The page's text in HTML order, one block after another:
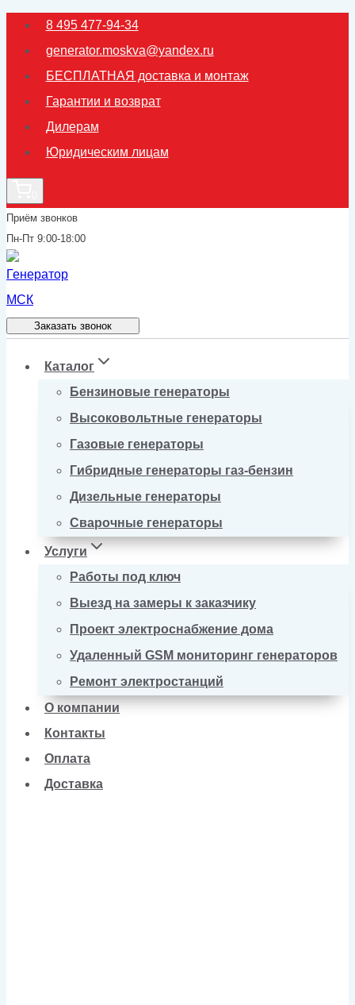
Перейти
содержимому
8 495 477-94-34
generator.moskva@yandex.ru
БЕСПЛАТНАЯ доставка и монтаж
Гарантии и возврат
Дилерам
Юридическим лицам
Приём звонков
Пн-Пт 9:00-18:00
Заказать звонок
Каталог
Бензиновые генераторы
Высоковольтные генераторы
Газовые генераторы
Гибридные генераторы газ-бензин
Дизельные генераторы
Сварочные генераторы
Услуги
Работы под ключ
Выезд на замеры к заказчику
Проект электроснабжение дома
Удаленный GSM мониторинг генераторов
Ремонт электростанций
О компании
Контакты
Оплата
Доставка